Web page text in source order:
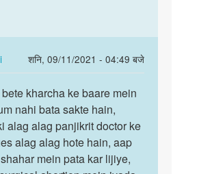
se…
अज्ञात
शनि, 09/11/2021 - 04:49 बजे
In
reply
to
Surgical
abortion
(mtp))
…
kharcha ke baare mein
nahi bata sakte hain,
alag alag panjikrit doctor ke
alag alag hote hain, aap
mein pata kar lijiye,